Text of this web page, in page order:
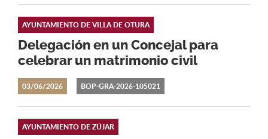
03/06/2026
Delegación en un Concejal para
celebrar un matrimonio civil
AYUNTAMIENTO DE VILLA DE OTURA
BOP-GRA-2026-105021
AYUNTAMIENTO DE ZÚJAR